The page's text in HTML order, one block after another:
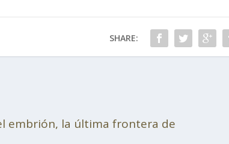
SHARE:
embrión, la última frontera de